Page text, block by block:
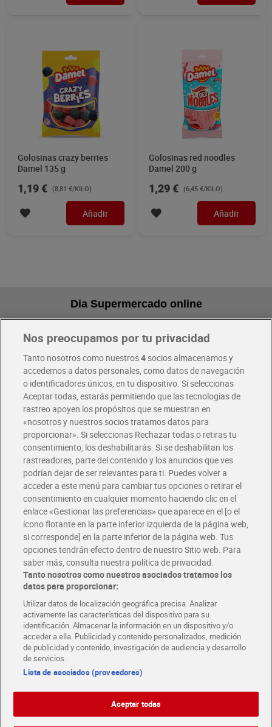
Golosinas crazy berries
Damel 135 g
1,19 € (8,81 €/KILO)
Añadir
Golosinas red noodles
Damel 200 g
1,29 € (6,45 €/KILO)
Añadir
Dia Supermercado online
Pide hoy, recibe hoy
Envío gratis por compras superiores a 100€
Envío estandar por 4,99€
Glovo y Uber Eats
Solicita tu factura de Glovo o Uber Eats
Únete al CLUB Dia
Disfruta las ventajas y ofertas exclusivas.
Descárgate la APP Dia
Folletos y Tiendas
Descubre las mejores ofertas y busca tu tienda más cercana
Tarjeta MaX Dia
Te devuelve hasta 8€/mes de tus compras.
¡Solicita tu tarjeta de crédito aquí!
COMER MEJOR CADA DIA
COLABORA CON DIA ABRE TU TIENDA DIA CORPORATE
Nos preocupamos por tu privacidad
Tanto nosotros como nuestros4socios almacenamos y
accedemos a datos personales, como datos de navegación
o identificadores únicos, en tu dispositivo. Si seleccionas
Aceptar todas, estarás permitiendo que las tecnologías de
rastreo apoyen los propósitos que se muestran en
«nosotros y nuestros socios tratamos datos para
proporcionar». Si seleccionas Rechazar todas o retiras tu
consentimiento, los deshabilitarás. Si se deshabilitan los
rastreadores, parte del contenido y los anuncios que ves
podrían dejar de ser relevantes para ti. Puedes volver a
acceder a este menú para cambiar tus opciones o retirar el
consentimiento en cualquier momento haciendo clic en el
enlace «Gestionar las preferencias» que aparece en el [o el
ícono flotante en la parte inferior izquierda de la página web,
si corresponde] en la parte inferior de la página web. Tus
opciones tendrán efecto dentro de nuestro Sitio web. Para
saber más, consulta nuestra política de privacidad.
Tanto nosotros como nuestros asociados tratamos los
datos para proporcionar:
Utilizar datos de localización geográfica precisa. Analizar
activamente las características del dispositivo para su
identificación. Almacenar la información en un dispositivo y/o
acceder a ella. Publicidad y contenido personalizados, medición
de publicidad y contenido, investigación de audiencia y desarrollo
de servicios.
Lista de asociados (proveedores)
Aceptar todas